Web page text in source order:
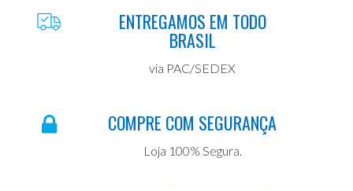
ENTREGAMOS EM TODO
BRASIL
via PAC/SEDEX
COMPRE COM SEGURANÇA
Loja 100% Segura.